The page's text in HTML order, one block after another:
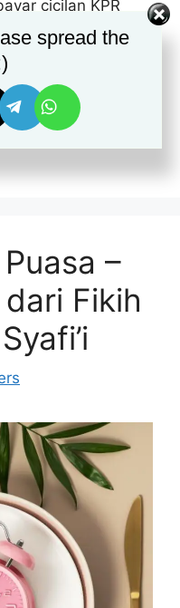
cicilan KPR
bisa membuat
dengan … Read
–
Fikih
spread the